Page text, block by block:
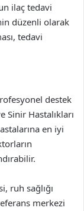
ilaç tedavi
düzenli olarak
tedavi
destek
Sinir Hastalıkları
en iyi
ruh sağlığı
merkezi